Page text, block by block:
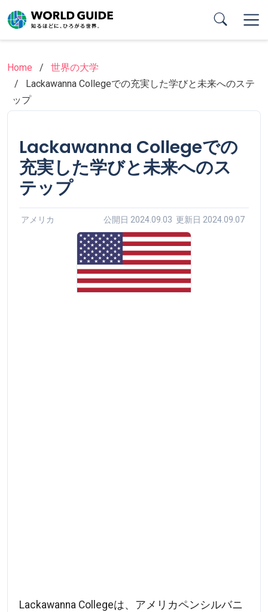
to
main
Home
世界の大学
Lackawanna Collegeでの充実した学びと未来へのステ
ップ
Lackawanna Collegeでの
充実した学びと未来へのス
テップ
アメリカ 公開日 2024.09.03 更新日 2024.09.07
Lackawanna Collegeは、アメリカペンシルバニ